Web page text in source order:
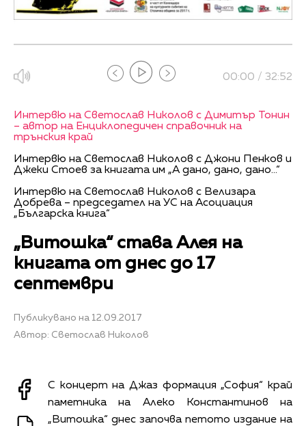
00:00 / 32:52
Интервю на Светослав Николов с Димитър Тонин
– автор на Енциклопедичен справочник на
трънския край
Интервю на Светослав Николов с Джони Пенков и
Джеки Стоев за книгата им „А дано, дано, дано...“
Интервю на Светослав Николов с Велизара
Добрева – председател на УС на Асоциация
„Българска книга“
„Витошка“ става Алея на
книгата от днес до 17
септември
Публикувано на 12.09.2017
Автор: Светослав Николов
С концерт на Джаз формация „София“ край
паметника на Алеко Константинов на
„Витошка“ днес започва петото издание на